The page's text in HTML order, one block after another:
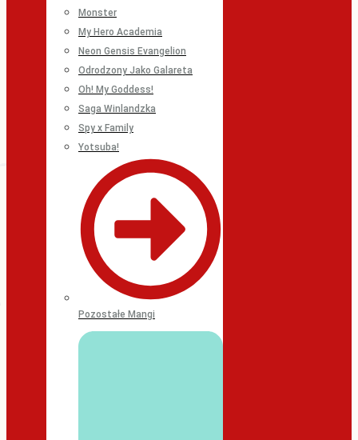
Monster
My Hero Academia
Neon Gensis Evangelion
Odrodzony Jako Galareta
Oh! My Goddess!
Saga Winlandzka
Spy x Family
Yotsuba!
Pozostałe Mangi